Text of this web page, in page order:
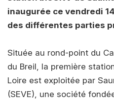
inaugurée ce vendredi
des différentes parties
Située au rond-point du
du Breil, la première
Loire est exploitée par
(SEVE), une société